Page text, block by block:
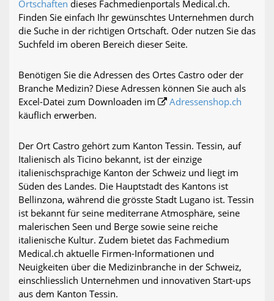
Ortschaften dieses Fachmedienportals Medical.ch.
Finden Sie einfach Ihr gewünschtes Unternehmen durch
die Suche in der richtigen Ortschaft. Oder nutzen Sie das
Suchfeld im oberen Bereich dieser Seite.
Benötigen Sie die Adressen des Ortes Castro oder der
Branche Medizin? Diese Adressen können Sie auch als
Excel-Datei zum Downloaden im
Adressenshop.ch
käuflich erwerben.
Der Ort Castro gehört zum Kanton Tessin. Tessin, auf
Italienisch als Ticino bekannt, ist der einzige
italienischsprachige Kanton der Schweiz und liegt im
Süden des Landes. Die Hauptstadt des Kantons ist
Bellinzona, während die grösste Stadt Lugano ist. Tessin
ist bekannt für seine mediterrane Atmosphäre, seine
malerischen Seen und Berge sowie seine reiche
italienische Kultur. Zudem bietet das Fachmedium
Medical.ch aktuelle Firmen-Informationen und
Neuigkeiten über die Medizinbranche in der Schweiz,
einschliesslich Unternehmen und innovativen Start-ups
aus dem Kanton Tessin.